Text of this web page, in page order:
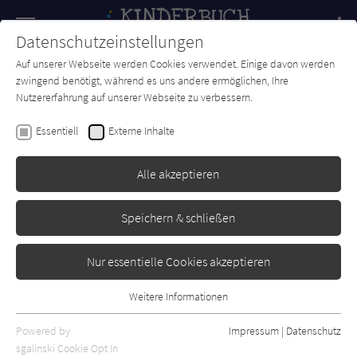
SUCHE Forum Charts Newsletter
Anastasia Braun
Voll relativ! Der Tag, an dem
die Zeit verschwand
Woow Books
Datenschutzeinstellungen
Auf unserer Webseite werden Cookies verwendet. Einige davon werden
zwingend benötigt, während es uns andere ermöglichen, Ihre
Nutzererfahrung auf unserer Webseite zu verbessern.
Essentiell Externe Inhalte
Alle akzeptieren
Speichern & schließen
Nur essentielle Cookies akzeptieren
Essentielle Cookies werden für grundlegende Funktionen der
Webseite benötigt. Dadurch ist gewährleistet, dass die Webseite
Weitere Informationen
Powered by
sgalinski Cookie Opt In
Impressum | Datenschutz